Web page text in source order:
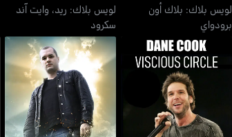
لويس بلاك: بلاك أون
برودواي
لويس بلاك: ريد، وايت آند
سكرود
داين كوك: فيشوس سيركل
جيم جيفيريز: آي سوير تو
غاد